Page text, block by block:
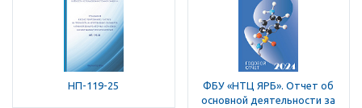
НП-119-25
ФБУ «НТЦ ЯРБ». Отчет об
основной деятельности за